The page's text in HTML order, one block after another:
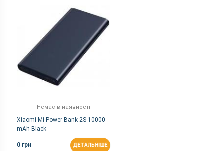
Немає в наявності
Xiaomi Mi Power Bank 2S 10000
mAh Black
0 грн ДЕТАЛЬНІШЕ